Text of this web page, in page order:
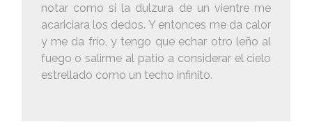
notar como si la dulzura de un vientre me
acariciara los dedos. Y entonces me da calor
y me da frío, y tengo que echar otro leño al
fuego o salirme al patio a considerar el cielo
estrellado como un techo infinito.